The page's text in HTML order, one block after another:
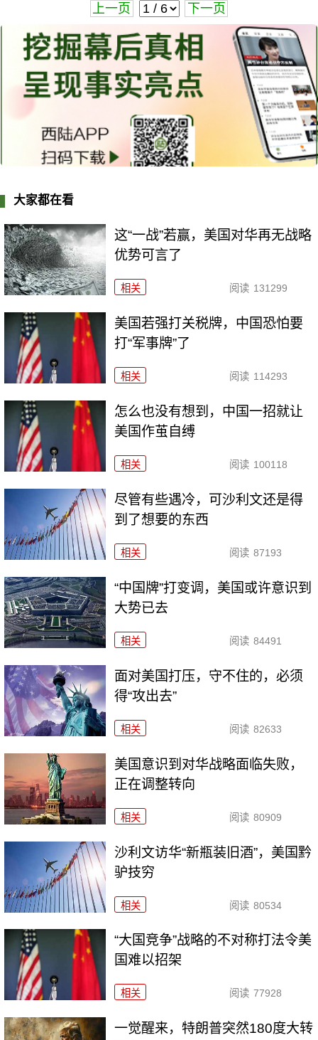
上一页 下一页
大家都在看
这“一战”若赢，美国对华再无战略
优势可言了
相关 阅读 131299
美国若强打关税牌，中国恐怕要
打“军事牌”了
相关 阅读 114293
怎么也没有想到，中国一招就让
美国作茧自缚
相关 阅读 100118
尽管有些遇冷，可沙利文还是得
到了想要的东西
相关 阅读 87193
“中国牌”打变调，美国或许意识到
大势已去
相关 阅读 84491
面对美国打压，守不住的，必须
得“攻出去”
相关 阅读 82633
美国意识到对华战略面临失败，
正在调整转向
相关 阅读 80909
沙利文访华“新瓶装旧酒”，美国黔
驴技穷
相关 阅读 80534
“大国竞争”战略的不对称打法令美
国难以招架
相关 阅读 77928
一觉醒来，特朗普突然180度大转